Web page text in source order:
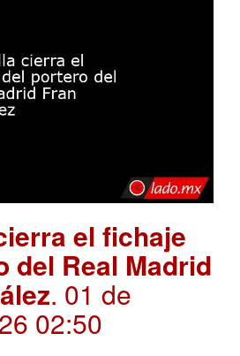
el fichaje
del Real Madrid
. 01 de
02:50